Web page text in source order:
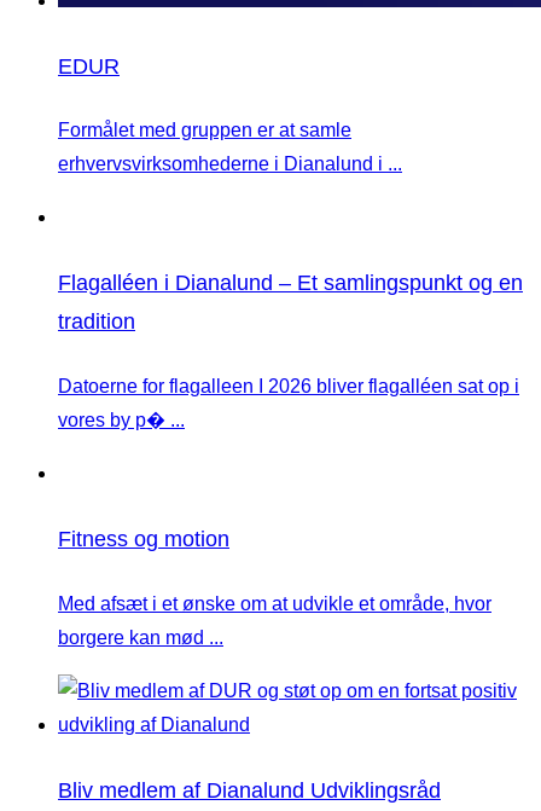
EDUR
Formålet med gruppen er at samle
erhvervsvirksomhederne i Dianalund i ...
Flagalléen i Dianalund – Et samlingspunkt og en
tradition
Datoerne for flagalleen I 2026 bliver flagalléen sat op i
vores by p� ...
Fitness og motion
Med afsæt i et ønske om at udvikle et område, hvor
borgere kan mød ...
Bliv medlem af Dianalund Udviklingsråd